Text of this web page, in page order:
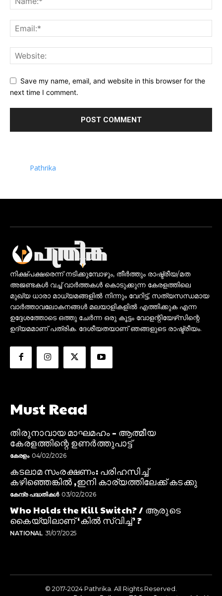
Save my name, email, and website in this browser for the
next time I comment.
Pathrika
നിക്ഷ്പക്ഷരെന്ന് നടിക്കുമ്പോഴും, തീർത്തും രാഷ്ട്രീയ/മത
അജണ്ടകൾ വച്ച് വാർത്തകൾ കൊടുക്കുന്ന കേരളത്തിലെ
മുഖ്യ ധാരാ മാധ്യമങ്ങളിൽ നിന്നും വേറിട്ട്, സത്യസന്ധമായ
വാർത്താവലോകനങ്ങൾ മലയാളികളിൽ എത്തിക്കുക എന്ന
ഉദ്ദേശത്തോടെ ഒത്തു ചേർന്ന ഒരു കൂട്ടം വോളന്റിയേഴ്‌സിന്റെ
ഉദ്യമമാണ് പത്രിക. ദേശീയതയാണ് ഞങ്ങളുടെ രാഷ്ട്രീയം.
Must Read
തിരുനാവായ മാഘമഹം – ആത്മീയ
കേരളത്തിന്റെ ഉണർത്തുപാട്ട്
കേരളം 04/02/2026
കടലാമ സംരക്ഷണം: പരിഹസിച്ച്
കഴിഞ്ഞെങ്കിൽ ,ഇനി കാര്യത്തിലേക്ക് കടക്കു
കേന്ദ്ര പദ്ധതികൾ 03/02/2026
Who Holds the Kill Switch? / ആരുടെ
കൈയ്യിലാണ് ‘കിൽ സ്വിച്ച്’ ?
NATIONAL 31/07/2025
© 2017-2024 Pathrika. All Rights Reserved.